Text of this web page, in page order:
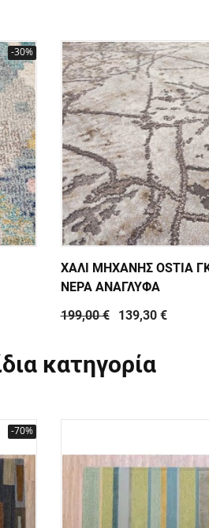
-30%
ΧΑΛΙ ΜΗΧΑΝΗΣ OSTIA
ΝΕΡΑ ΑΝΑΓΛΥΦΑ
199,00 €
139,30 €
κατηγορία
-70%